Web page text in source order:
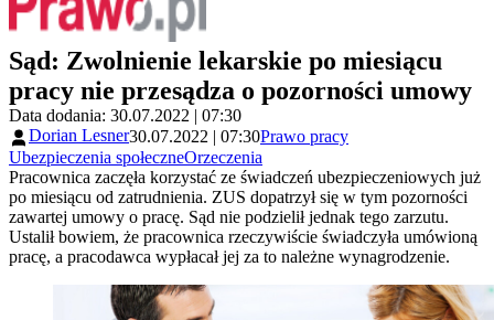
Sąd: Zwolnienie lekarskie po miesiącu
pracy nie przesądza o pozorności umowy
Data dodania: 30.07.2022 | 07:30
Dorian Lesner30.07.2022 | 07:30Prawo pracy
Ubezpieczenia społeczneOrzeczenia
Pracownica zaczęła korzystać ze świadczeń ubezpieczeniowych już
po miesiącu od zatrudnienia. ZUS dopatrzył się w tym pozorności
zawartej umowy o pracę. Sąd nie podzielił jednak tego zarzutu.
Ustalił bowiem, że pracownica rzeczywiście świadczyła umówioną
pracę, a pracodawca wypłacał jej za to należne wynagrodzenie.